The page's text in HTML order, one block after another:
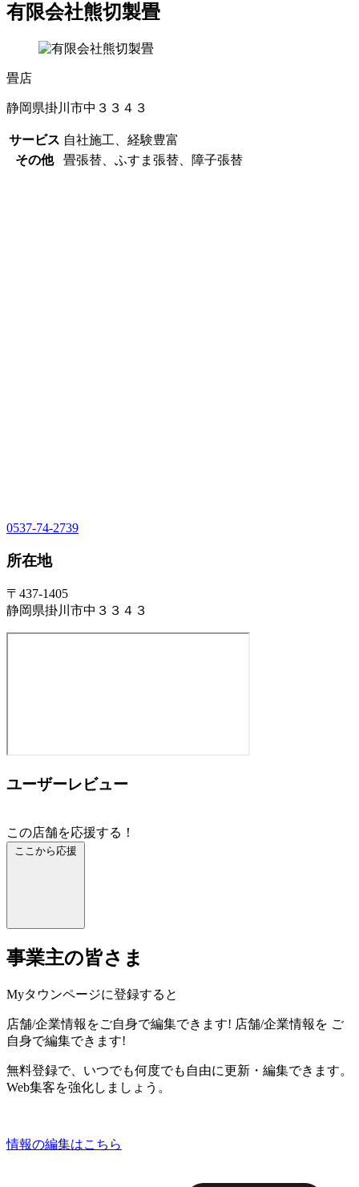
有限会社熊切製畳
畳店
静岡県掛川市中３３４３
サービス 自社施工、経験豊富
その他
畳張替、ふすま張替、障子張替
0537-74-2739
所在地
〒437-1405
静岡県掛川市中３３４３
ユーザーレビュー
この店舗を応援する！
ここから応援
事業主の皆さま
Myタウンページに登録すると
店舗/企業情報をご自身で編集できます! 店舗/企業情報を ご
自身で編集できます!
無料登録で、いつでも何度でも自由に更新・編集できます。
Web集客を強化しましょう。
情報の編集はこちら